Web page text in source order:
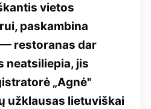
vietos
paskambina
restoranas dar
neatsiliepia, jis
„Agnė"
užklausas lietuviškai